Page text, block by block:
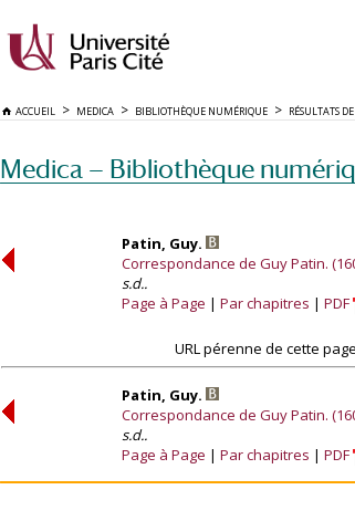
ACCUEIL MEDICA BIBLIOTHÈQUE NUMÉRIQUE RÉSULTATS
Medica — Bibliothèque
Patin, Guy.
Correspondance de Guy Patin.
s.d..
Page à Page
Par chapitres PDF
URL pérenne de cette
Patin, Guy.
Correspondance de Guy Patin.
s.d..
Page à Page
Par chapitres PDF